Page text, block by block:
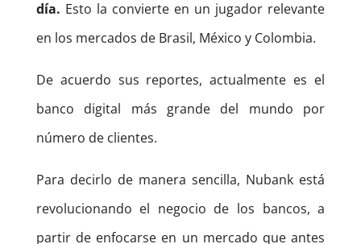
día. Esto la convierte en un jugador relevante
en los mercados de Brasil, México y Colombia.
De acuerdo sus reportes, actualmente es el
banco digital más grande del mundo por
número de clientes.
Para decirlo de manera sencilla, Nubank está
revolucionando el negocio de los bancos, a
partir de enfocarse en un mercado que antes